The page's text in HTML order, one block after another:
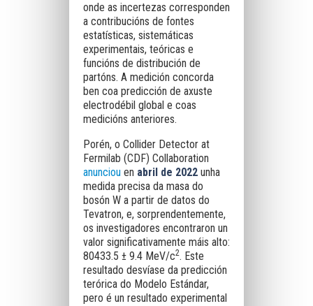
onde as incertezas corresponden
a contribucións de fontes
estatísticas, sistemáticas
experimentais, teóricas e
funcións de distribución de
partóns. A medición concorda
ben coa predicción de axuste
electrodébil global e coas
medicións anteriores.
Porén, o Collider Detector at
Fermilab (CDF) Collaboration
anunciou en abril de 2022unha
medida precisa da masa do
bosón W a partir de datos do
Tevatron, e, sorprendentemente,
os investigadores encontraron un
valor significativamente máis alto:
80433.5 ± 9.4 MeV/c2. Este
resultado desvíase da predicción
terórica do Modelo Estándar,
pero é un resultado experimental